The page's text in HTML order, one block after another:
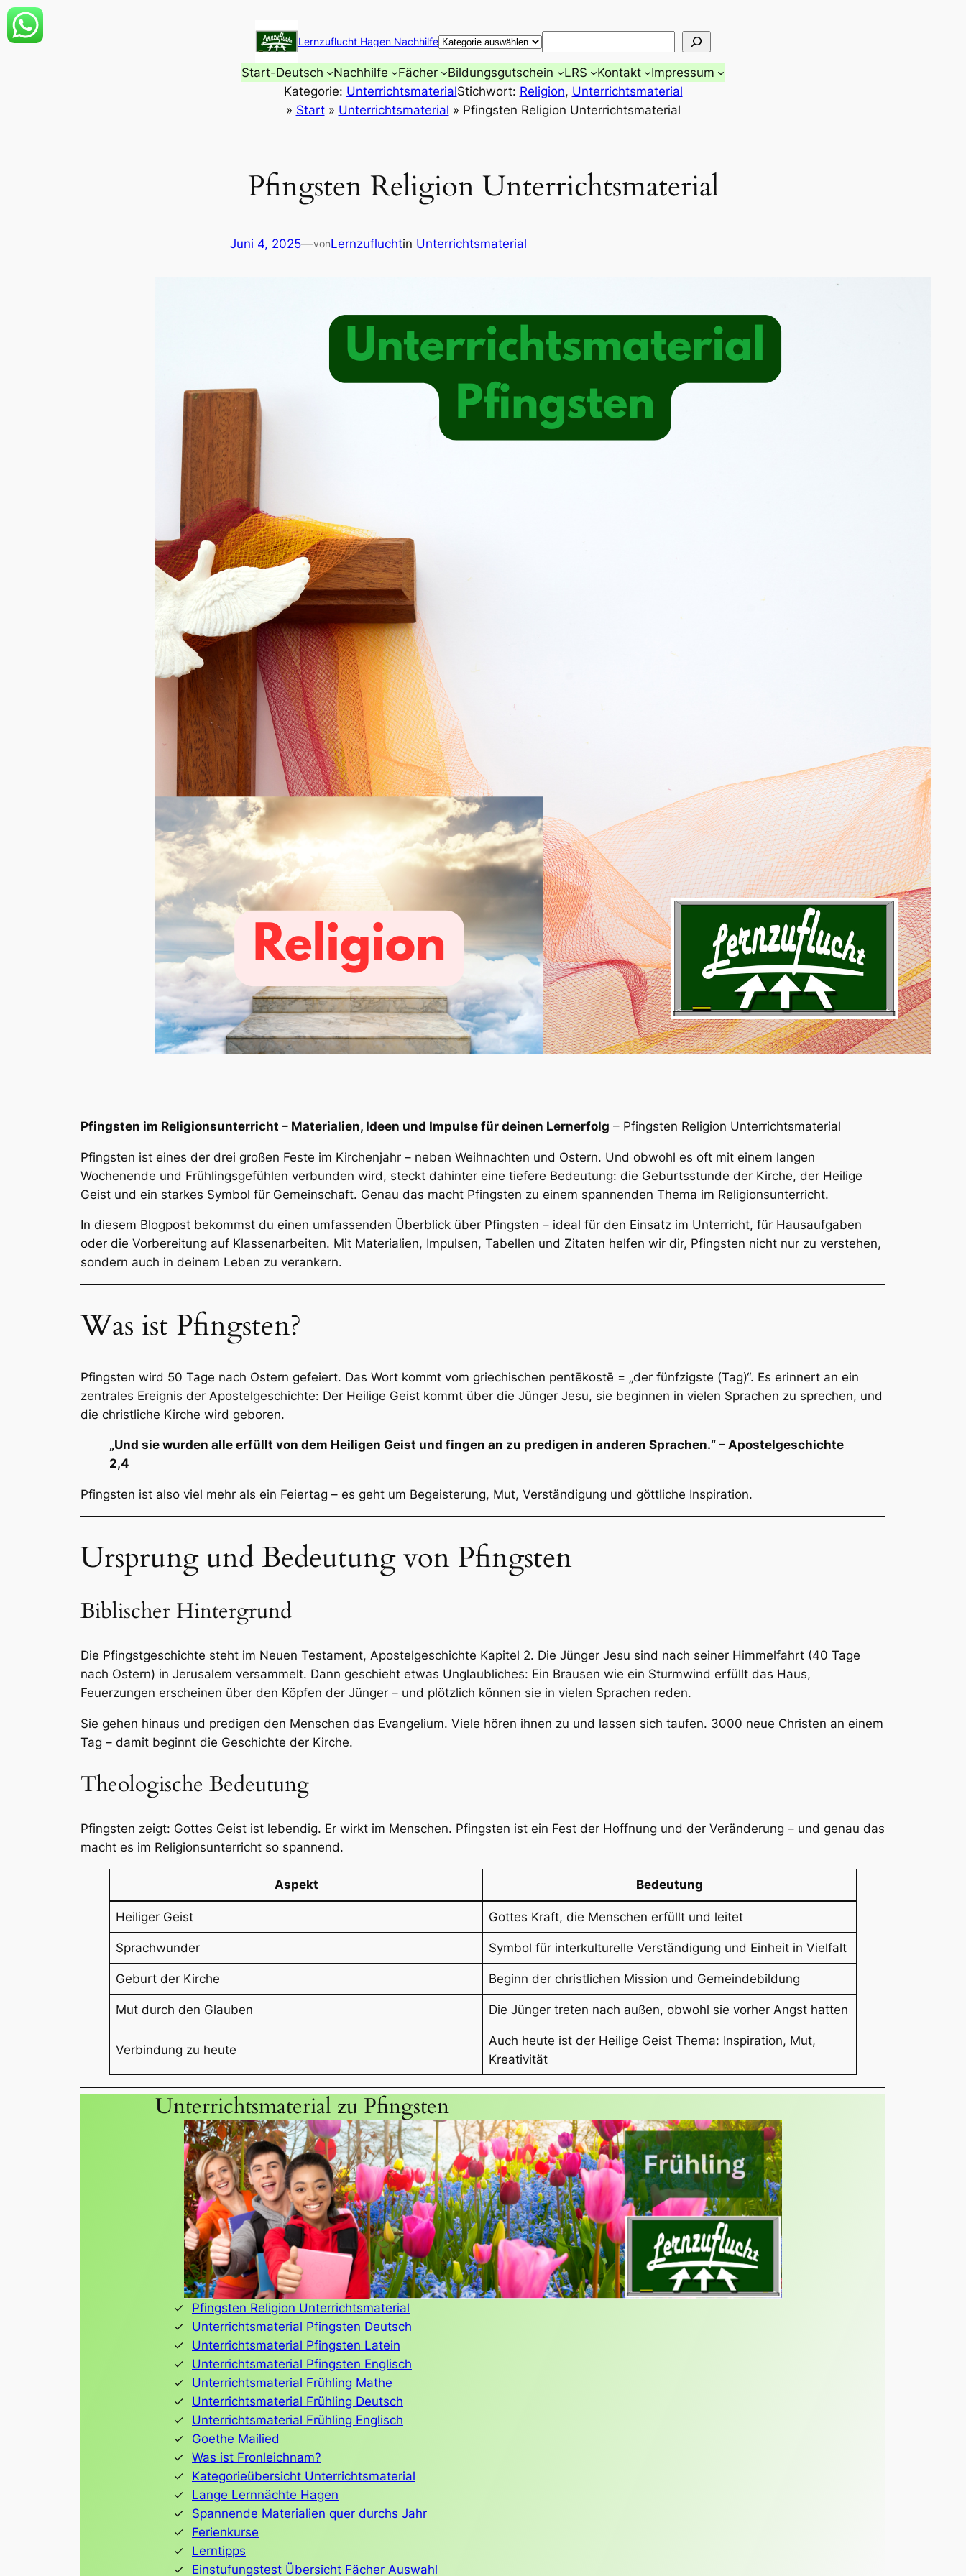
Zum
Inhalt
Lernzuflucht Hagen Nachhilfe Suchen
Start-Deutsch Nachhilfe Fächer Bildungsgutschein LRS Kontakt
Impressum
Kategorie: UnterrichtsmaterialStichwort: Religion, Unterrichtsmaterial
» Start» Unterrichtsmaterial » Pfingsten Religion Unterrichtsmaterial
Pfingsten Religion Unterrichtsmaterial
Juni 4, 2025—vonLernzufluchtin Unterrichtsmaterial
Pfingsten im Religionsunterricht – Materialien, Ideen und Impulse für deinen Lernerfolg – Pfingsten Religion Unterrichtsmaterial
Pfingsten ist eines der drei großen Feste im Kirchenjahr – neben Weihnachten und Ostern. Und obwohl es oft mit einem langen
Wochenende und Frühlingsgefühlen verbunden wird, steckt dahinter eine tiefere Bedeutung: die Geburtsstunde der Kirche, der Heilige
Geist und ein starkes Symbol für Gemeinschaft. Genau das macht Pfingsten zu einem spannenden Thema im Religionsunterricht.
In diesem Blogpost bekommst du einen umfassenden Überblick über Pfingsten – ideal für den Einsatz im Unterricht, für Hausaufgaben
oder die Vorbereitung auf Klassenarbeiten. Mit Materialien, Impulsen, Tabellen und Zitaten helfen wir dir, Pfingsten nicht nur zu verstehen,
sondern auch in deinem Leben zu verankern.
Was ist Pfingsten?
Pfingsten wird 50 Tage nach Ostern gefeiert. Das Wort kommt vom griechischen pentēkostē = „der fünfzigste (Tag)“. Es erinnert an ein
zentrales Ereignis der Apostelgeschichte: Der Heilige Geist kommt über die Jünger Jesu, sie beginnen in vielen Sprachen zu sprechen, und
die christliche Kirche wird geboren.
„Und sie wurden alle erfüllt von dem Heiligen Geist und fingen an zu predigen in anderen Sprachen.“ – Apostelgeschichte
2,4
Pfingsten ist also viel mehr als ein Feiertag – es geht um Begeisterung, Mut, Verständigung und göttliche Inspiration.
Ursprung und Bedeutung von Pfingsten
Biblischer Hintergrund
Die Pfingstgeschichte steht im Neuen Testament, Apostelgeschichte Kapitel 2. Die Jünger Jesu sind nach seiner Himmelfahrt (40 Tage
nach Ostern) in Jerusalem versammelt. Dann geschieht etwas Unglaubliches: Ein Brausen wie ein Sturmwind erfüllt das Haus,
Feuerzungen erscheinen über den Köpfen der Jünger – und plötzlich können sie in vielen Sprachen reden.
Sie gehen hinaus und predigen den Menschen das Evangelium. Viele hören ihnen zu und lassen sich taufen. 3000 neue Christen an einem
Tag – damit beginnt die Geschichte der Kirche.
Theologische Bedeutung
Pfingsten zeigt: Gottes Geist ist lebendig. Er wirkt im Menschen. Pfingsten ist ein Fest der Hoffnung und der Veränderung – und genau das
macht es im Religionsunterricht so spannend.
Aspekt Bedeutung
Heiliger Geist Gottes Kraft, die Menschen erfüllt und leitet
Sprachwunder Symbol für interkulturelle Verständigung und Einheit in Vielfalt
Geburt der Kirche Beginn der christlichen Mission und Gemeindebildung
Mut durch den Glauben Die Jünger treten nach außen, obwohl sie vorher Angst hatten
Verbindung zu heute
Auch heute ist der Heilige Geist Thema: Inspiration, Mut,
Kreativität
Unterrichtsmaterial zu Pfingsten
Pfingsten Religion Unterrichtsmaterial
Unterrichtsmaterial Pfingsten Deutsch
Unterrichtsmaterial Pfingsten Latein
Unterrichtsmaterial Pfingsten Englisch
Unterrichtsmaterial Frühling Mathe
Unterrichtsmaterial Frühling Deutsch
Unterrichtsmaterial Frühling Englisch
Goethe Mailied
Was ist Fronleichnam?
Kategorieübersicht Unterrichtsmaterial
Lange Lernnächte Hagen
Spannende Materialien quer durchs Jahr
Ferienkurse
Lerntipps
Einstufungstest Übersicht Fächer Auswahl